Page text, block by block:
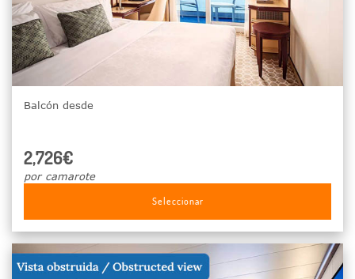
Balcón desde
2,726€
por camarote
Seleccionar